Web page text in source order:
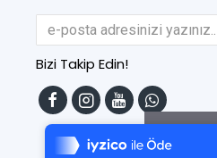
Tek Tıkla Ödeme
7/24 Canlı Destek
%100 Sorunsuz
Bizi Takip Edin!